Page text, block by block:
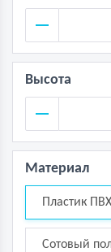
Высота
Материал
Пластик ПВХ
Сотовый